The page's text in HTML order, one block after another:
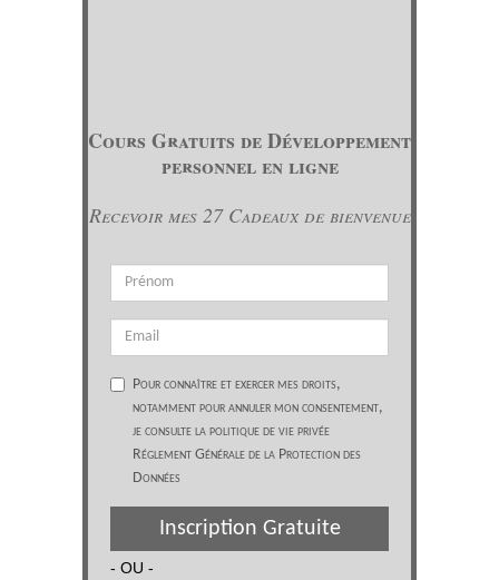
Cours Gratuits de Développement
personnel en ligne
Recevoir mes 27 Cadeaux de bienvenue
Pour connaître et exercer mes droits,
notamment pour annuler mon consentement,
je consulte la politique de vie privée
Réglement Générale de la Protection des
Données
Inscription Gratuite
- OU -